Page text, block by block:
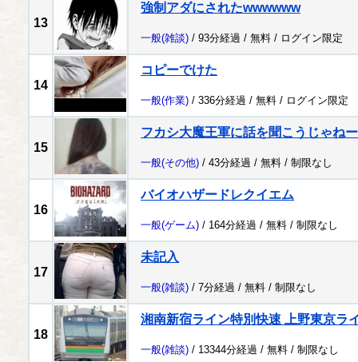
13
強制アダにされたwwwwww
一般(雑談) / 93分経過 / 無料 / ログイン限定
14
コピーでけた
一般(作業) / 336分経過 / 無料 / ログイン限定
15
フカシ大魔王軍に話を聞こうじゃね
一般(その他) / 43分経過 / 無料 / 制限なし
16
バイオハザードレクイエム
一般(ゲーム) / 164分経過 / 無料 / 制限なし
17
未記入
一般(雑談) / 7分経過 / 無料 / 制限なし
18
湘南新宿ライン特別快速 上野東京ラ
一般(雑談) / 13344分経過 / 無料 / 制限なし